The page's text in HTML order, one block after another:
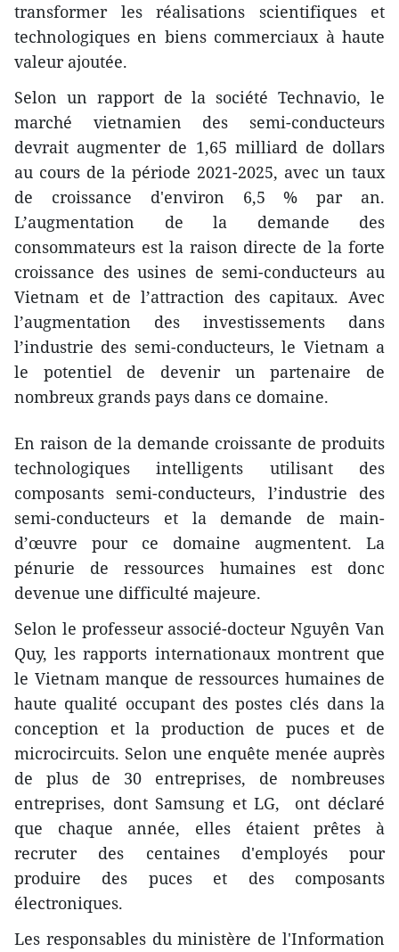
transformer les réalisations scientifiques et
technologiques en biens commerciaux à haute
valeur ajoutée.
Selon un rapport de la société Technavio, le
marché vietnamien des semi-conducteurs
devrait augmenter de 1,65 milliard de dollars
au cours de la période 2021-2025, avec un taux
de croissance d'environ 6,5 % par an.
L’augmentation de la demande des
consommateurs est la raison directe de la forte
croissance des usines de semi-conducteurs au
Vietnam et de l’attraction des capitaux. Avec
l’augmentation des investissements dans
l’industrie des semi-conducteurs, le Vietnam a
le potentiel de devenir un partenaire de
nombreux grands pays dans ce domaine.
En raison de la demande croissante de produits
technologiques intelligents utilisant des
composants semi-conducteurs, l’industrie des
semi-conducteurs et la demande de main-
d’œuvre pour ce domaine augmentent. La
pénurie de ressources humaines est donc
devenue une difficulté majeure.
Selon le professeur associé-docteur Nguyên Van
Quy, les rapports internationaux montrent que
le Vietnam manque de ressources humaines de
haute qualité occupant des postes clés dans la
conception et la production de puces et de
microcircuits. Selon une enquête menée auprès
de plus de 30 entreprises, de nombreuses
entreprises, dont Samsung et LG, ont déclaré
que chaque année, elles étaient prêtes à
recruter des centaines d'employés pour
produire des puces et des composants
électroniques.
Les responsables du ministère de l'Information